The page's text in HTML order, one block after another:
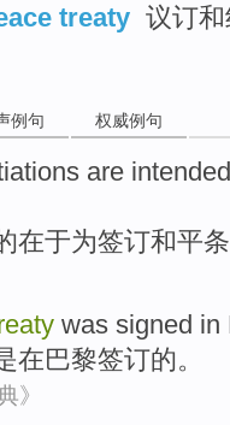
treaty 议订
例句 权威例句
are intended
在于为签订和平
was signed in
在巴黎签订的。
》